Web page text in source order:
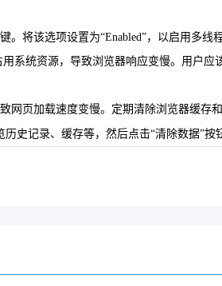
。将该选项设置为“Enabled”，以启用多线
统资源，导致浏览器响应变慢。用户
页加载速度变慢。定期清除浏览器缓存
史记录、缓存等，然后点击“清除数据”按